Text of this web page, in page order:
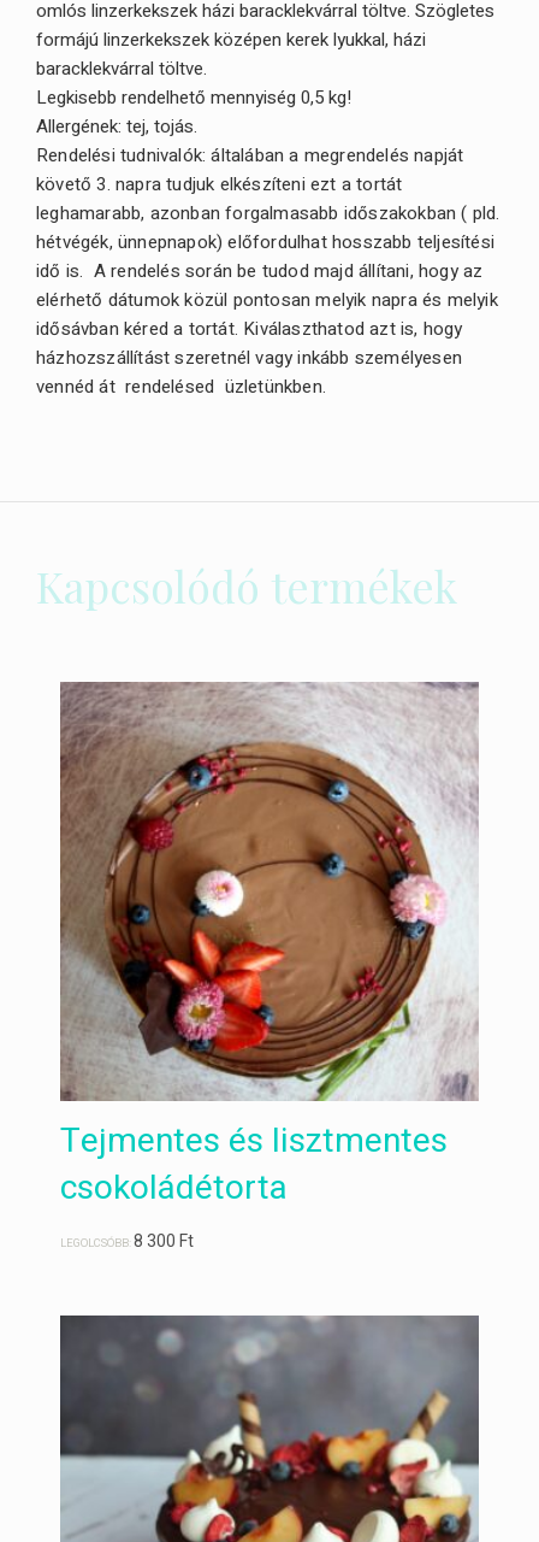
omlós linzerkekszek házi baracklekvárral töltve. Szögletes
formájú linzerkekszek középen kerek lyukkal, házi
baracklekvárral töltve.
Legkisebb rendelhető mennyiség 0,5 kg!
Allergének: tej, tojás.
Rendelési tudnivalók: általában a megrendelés napját
követő 3. napra tudjuk elkészíteni ezt a tortát
leghamarabb, azonban forgalmasabb időszakokban ( pld.
hétvégék, ünnepnapok) előfordulhat hosszabb teljesítési
idő is. A rendelés során be tudod majd állítani, hogy az
elérhető dátumok közül pontosan melyik napra és melyik
idősávban kéred a tortát. Kiválaszthatod azt is, hogy
házhozszállítást szeretnél vagy inkább személyesen
vennéd át rendelésed üzletünkben.
Kapcsolódó termékek
Tejmentes és lisztmentes
csokoládétorta
LEGOLCSÓBB:8 300Ft